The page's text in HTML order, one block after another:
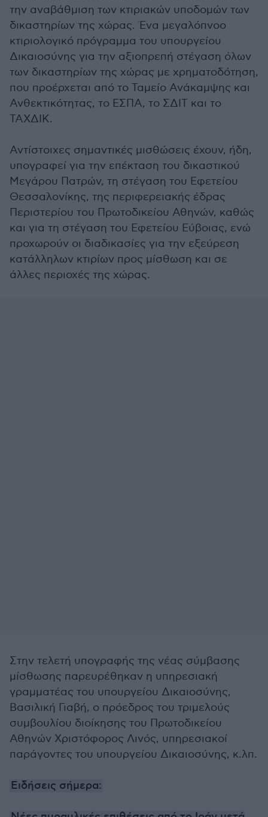
την αναβάθμιση των κτιριακών υποδομών των
δικαστηρίων της χώρας. Ένα μεγαλόπνοο
κτιριολογικό πρόγραμμα του υπουργείου
Δικαιοσύνης για την αξιοπρεπή στέγαση όλων
των δικαστηρίων της χώρας με χρηματοδότηση,
που προέρχεται από το Ταμείο Ανάκαμψης και
Ανθεκτικότητας, το ΕΣΠΑ, το ΣΔΙΤ και το
ΤΑΧΔΙΚ.
Αντίστοιχες σημαντικές μισθώσεις έχουν, ήδη,
υπογραφεί για την επέκταση του δικαστικού
Μεγάρου Πατρών, τη στέγαση του Εφετείου
Θεσσαλονίκης, της περιφερειακής έδρας
Περιστερίου του Πρωτοδικείου Αθηνών, καθώς
και για τη στέγαση του Εφετείου Εύβοιας, ενώ
προχωρούν οι διαδικασίες για την εξεύρεση
κατάλληλων κτιρίων προς μίσθωση και σε
άλλες περιοχές της χώρας.
Στην τελετή υπογραφής της νέας σύμβασης
μίσθωσης παρευρέθηκαν η υπηρεσιακή
γραμματέας του υπουργείου Δικαιοσύνης,
Βασιλική Γιαβή, ο πρόεδρος του τριμελούς
συμβουλίου διοίκησης του Πρωτοδικείου
Αθηνών Χριστόφορος Λινός, υπηρεσιακοί
παράγοντες του υπουργείου Δικαιοσύνης, κ.λπ.
Ειδήσεις σήμερα: